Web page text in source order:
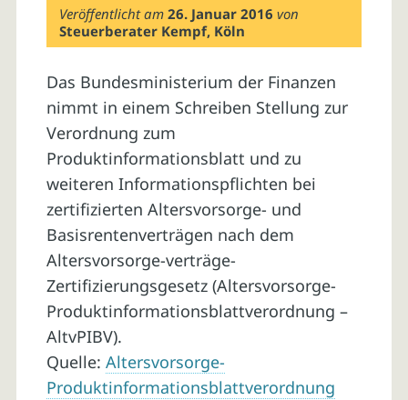
Veröffentlicht am26. Januar 2016 von
Steuerberater Kempf, Köln
Das Bundesministerium der Finanzen
nimmt in einem Schreiben Stellung zur
Verordnung zum
Produktinformationsblatt und zu
weiteren Informationspflichten bei
zertifizierten Altersvorsorge- und
Basisrentenverträgen nach dem
Altersvorsorge-verträge-
Zertifizierungsgesetz (Altersvorsorge-
Produktinformationsblattverordnung –
AltvPIBV).
Quelle: Altersvorsorge-
Produktinformationsblattverordnung